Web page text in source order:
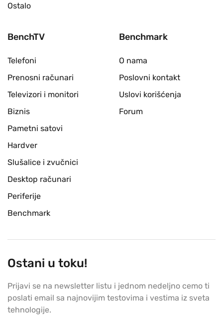
Ostalo
BenchTV
Telefoni
Prenosni računari
Televizori i monitori
Biznis
Pametni satovi
Hardver
Slušalice i zvučnici
Desktop računari
Periferije
Benchmark
Benchmark
O nama
Poslovni kontakt
Uslovi korišćenja
Forum
Ostani u toku!
Prijavi se na newsletter listu i jednom nedeljno cemo ti
poslati email sa najnovijim testovima i vestima iz sveta
tehnologije.